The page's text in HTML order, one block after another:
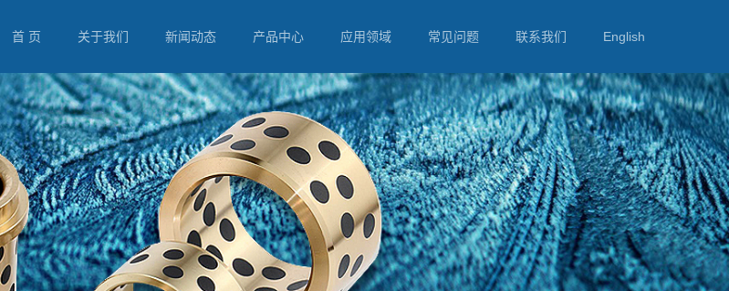
首 页 关于我们 新闻动态 产品中心 应用领域 常见问题 联系我们 English